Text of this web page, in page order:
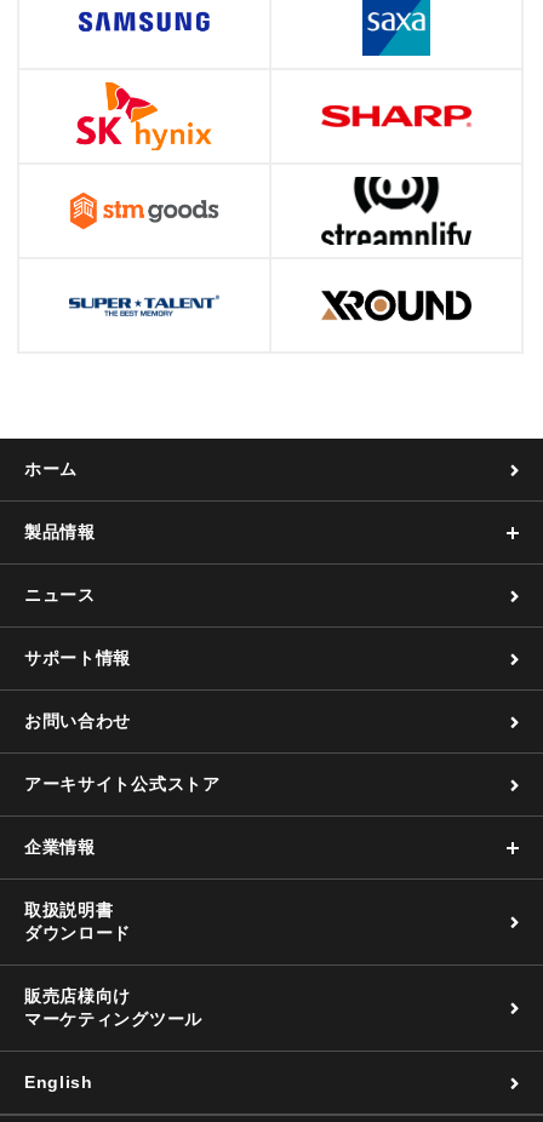
ホーム
製品情報
ニュース
サポート情報
お問い合わせ
アーキサイト公式ストア
企業情報
取扱説明書
ダウンロード
販売店様向け
マーケティングツール
English